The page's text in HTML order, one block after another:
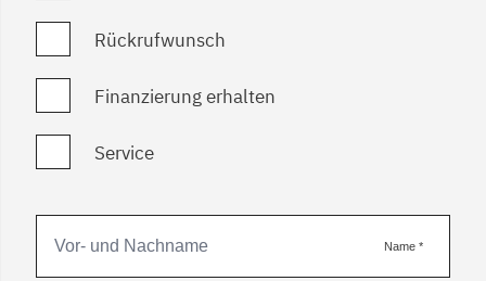
Rückrufwunsch
Finanzierung erhalten
Service
Name *